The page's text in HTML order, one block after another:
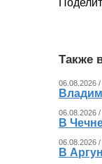
Также
06.08.2026
06.08.2026
В
06.08.2026 /
В